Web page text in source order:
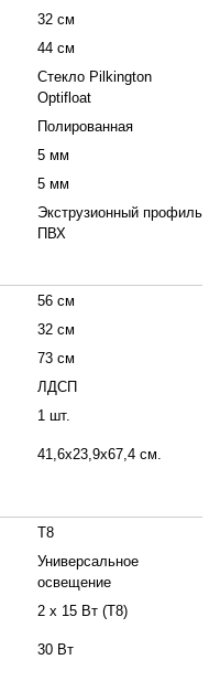
32 см
44 см
Стекло Pilkington
Optifloat
Полированная
5 мм
5 мм
Экструзионный профиль
ПВХ
56 см
32 см
73 см
ЛДСП
1 шт.
41,6x23,9x67,4 см.
T8
Универсальное
освещение
2 х 15 Вт (T8)
30 Вт